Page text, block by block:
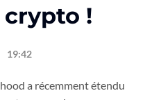
!
19:42
a récemment étendu